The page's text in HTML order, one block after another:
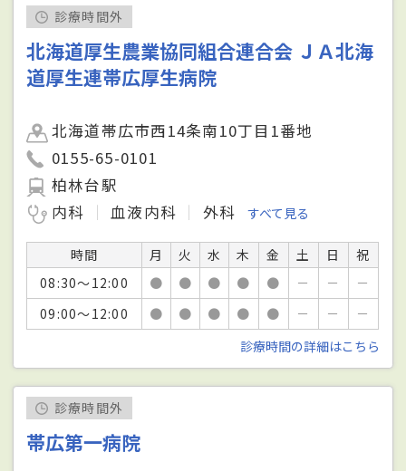
診療時間外
北海道厚生農業協同組合連合会 ＪＡ北海
道厚生連帯広厚生病院
北海道帯広市西14条南10丁目1番地
0155-65-0101
柏林台駅
内科
血液内科 外科 すべて見る
時間 月 火 水 木 金 土 日
祝
08:30～12:00
● ● ● ● ● － －
－
09:00～12:00
● ● ● ● ● － －
－
診療時間の詳細はこちら
診療時間外
帯広第一病院